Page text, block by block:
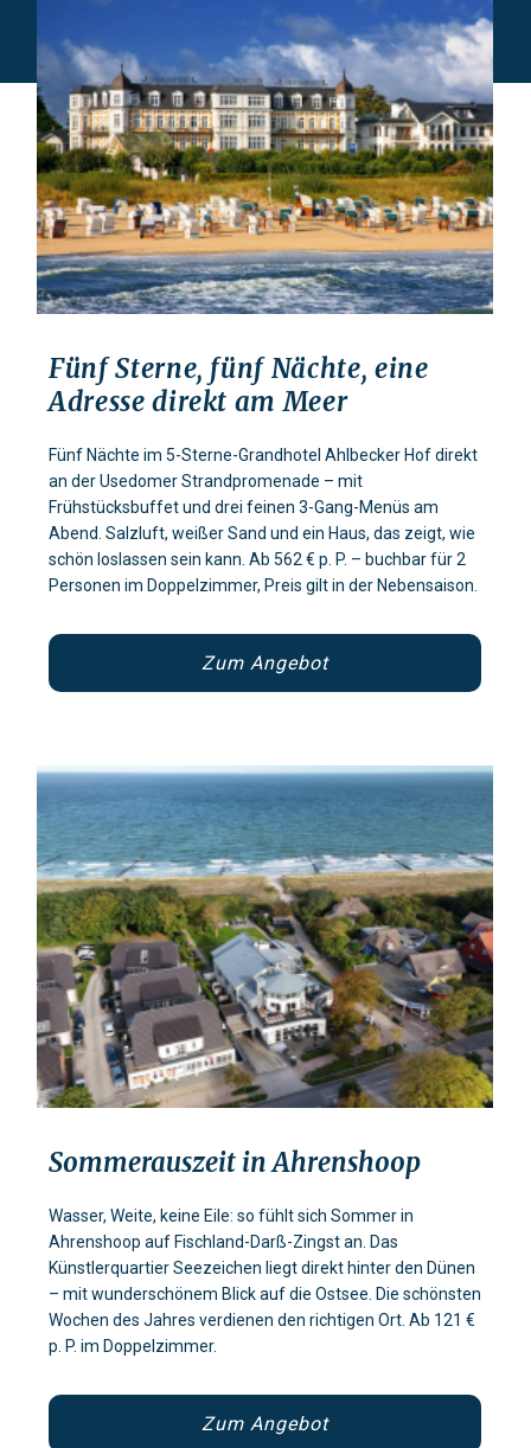
Fünf Sterne, fünf Nächte, eine
Adresse direkt am Meer
Fünf Nächte im 5-Sterne-Grandhotel Ahlbecker Hof direkt
an der Usedomer Strandpromenade – mit
Frühstücksbuffet und drei feinen 3-Gang-Menüs am
Abend. Salzluft, weißer Sand und ein Haus, das zeigt, wie
schön loslassen sein kann. Ab 562 € p. P. – buchbar für 2
Personen im Doppelzimmer, Preis gilt in der Nebensaison.
Zum Angebot
Sommerauszeit in Ahrenshoop
Wasser, Weite, keine Eile: so fühlt sich Sommer in
Ahrenshoop auf Fischland-Darß-Zingst an. Das
Künstlerquartier Seezeichen liegt direkt hinter den Dünen
– mit wunderschönem Blick auf die Ostsee. Die schönsten
Wochen des Jahres verdienen den richtigen Ort. Ab 121 €
p. P. im Doppelzimmer.
Zum Angebot